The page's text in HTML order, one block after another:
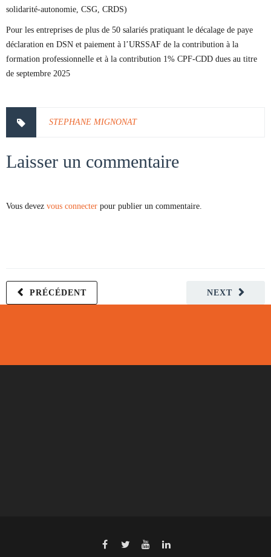
solidarité-autonomie, CSG, CRDS)
Pour les entreprises de plus de 50 salariés pratiquant le décalage de paye
déclaration en DSN et paiement à l’URSSAF de la contribution à la
formation professionnelle et à la contribution 1% CPF-CDD dues au titre
de septembre 2025
STEPHANE MIGNONAT
Laisser un commentaire
Vous devez vous connecter pour publier un commentaire.
NEXT
PRÉCÉDENT